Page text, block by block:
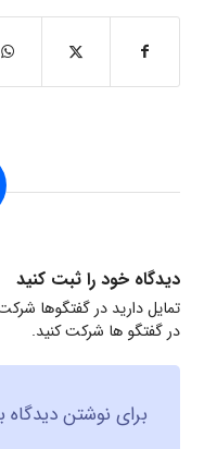
دیدگاه خود را ثبت کنید
تمایل دارید در گفتگوها
در گفتگو ها شرکت کنید.
برای نوشتن دیدگاه